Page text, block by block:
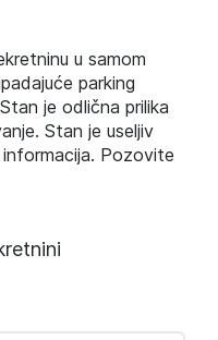
u samom
parking
je odlična prilika
Stan je useljiv
Pozovite